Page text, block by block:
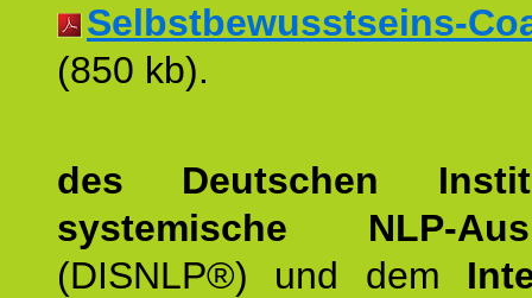
Selbstbewusstseins-
(850 kb).
des Deutschen
systemische NLP-
(DISNLP®) und dem